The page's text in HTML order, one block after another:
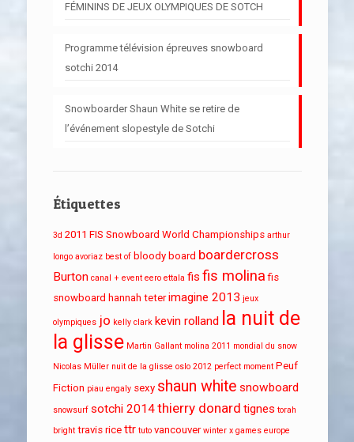
FÉMININS DE JEUX OLYMPIQUES DE SOTCH
Programme télévision épreuves snowboard
sotchi 2014
Snowboarder Shaun White se retire de
l’événement slopestyle de Sotchi
Étiquettes
3d 2011 FIS Snowboard World Championships arthur
longo avoriaz best of bloody board boardercross
Burton canal + event eero ettala fis fis molina fis
snowboard hannah teter imagine 2013 jeux
olympiques jo kelly clark kevin rolland la nuit de
la glisse Martin Gallant molina 2011 mondial du snow
Nicolas Müller nuit de la glisse oslo 2012 perfect moment Peuf
Fiction piau engaly sexy shaun white snowboard
snowsurf sotchi 2014thierry donard tignes torah
bright travis rice ttr tuto vancouver winter x games europe